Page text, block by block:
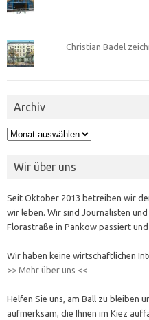
Christian Badel
Archiv
Archiv
Wir über uns
Seit Oktober 2013 betreiben wir
wir leben. Wir sind Journalisten
Florastraße in Pankow passiert
Wir haben keine wirtschaftlichen
>> Mehr über uns <<
Helfen Sie uns, am Ball zu bleiben
aufmerksam, die Ihnen im Kiez